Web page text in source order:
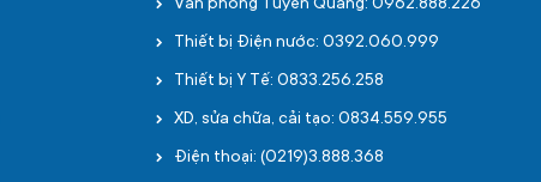
Văn phòng Tuyên Quang: 0962.888.226
Thiết bị Điện nước: 0392.060.999
Thiết bị Y Tế: 0833.256.258
XD, sửa chữa, cải tạo: 0834.559.955
Điện thoại: (0219)3.888.368